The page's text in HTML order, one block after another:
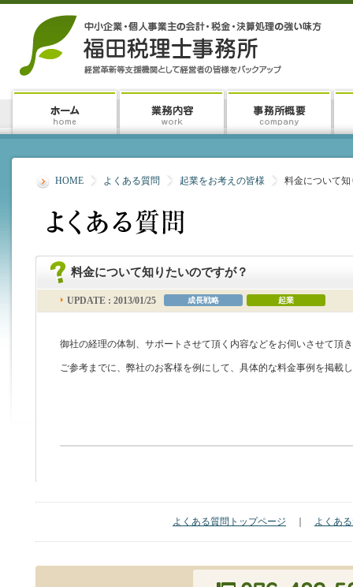
HOME よくある質問 起業をお考えの皆様 料金について
料金について知りたいのですが？
UPDATE : 2013/01/25 成長戦略 起業
御社の経理の体制、サポートさせて頂く内容などをお伺いさせて頂
ご参考までに、弊社のお客様を例にして、具体的な料金事例を掲載
よくある質問トップページ よくあ